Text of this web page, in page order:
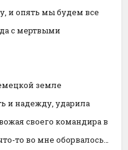
и опять мы будем все
с мертвыми
земле
и надежду, ударила
своего командира в
то во мне оборвалось…